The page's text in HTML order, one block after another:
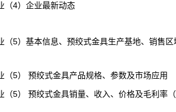
）企业最新动态
基本信息、预绞式金具生产基地、销售区
预绞式金具产品规格、参数及市场应用
预绞式金具销量、收入、价格及毛利率（